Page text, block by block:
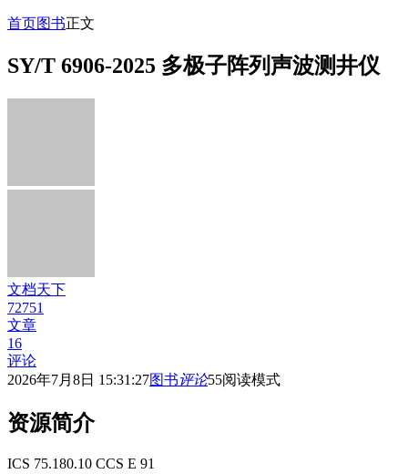
首页图书正文
SY/T 6906-2025 多极子阵列声波测井仪
文档天下
72751
文章
16
评论
2026年7月8日 15:31:27图书评论55阅读模式
资源简介
ICS 75.180.10 CCS E 91